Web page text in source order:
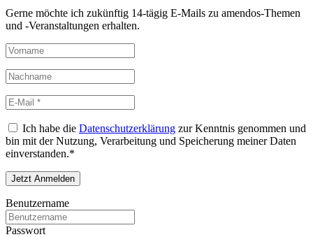
Gerne möchte ich zukünftig 14-tägig E-Mails zu amendos-Themen
und -Veranstaltungen erhalten.
Ich habe die Datenschutzerklärung zur Kenntnis genommen und
bin mit der Nutzung, Verarbeitung und Speicherung meiner Daten
einverstanden.*
Benutzername
Passwort